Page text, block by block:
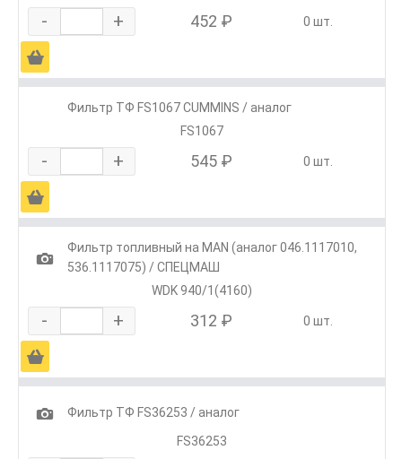
- + 452 ₽ 0 шт.
Ä
Фильтр ТФ FS1067 CUMMINS / аналог
FS1067
- + 545 ₽ 0 шт.
Ä
1
Фильтр топливный на MAN (аналог 046.1117010,
536.1117075) / СПЕЦМАШ
WDK 940/1(4160)
- + 312 ₽ 0 шт.
Ä
1
Фильтр ТФ FS36253 / аналог
FS36253